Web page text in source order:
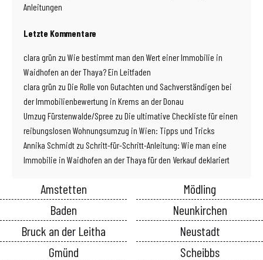
Anleitungen
Letzte Kommentare
clara grün zu Wie bestimmt man den Wert einer Immobilie in
Waidhofen an der Thaya? Ein Leitfaden
clara grün zu Die Rolle von Gutachten und Sachverständigen bei
der Immobilienbewertung in Krems an der Donau
Umzug Fürstenwalde/Spree zu Die ultimative Checkliste für einen
reibungslosen Wohnungsumzug in Wien: Tipps und Tricks
Annika Schmidt zu Schritt-für-Schritt-Anleitung: Wie man eine
Immobilie in Waidhofen an der Thaya für den Verkauf deklariert
Amstetten
Baden
Bruck an der Leitha
Gmünd
Mödling
Neunkirchen
Neustadt
Scheibbs